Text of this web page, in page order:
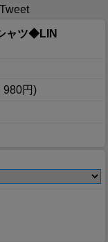
Tweet
ャツ◆LIN
980円)